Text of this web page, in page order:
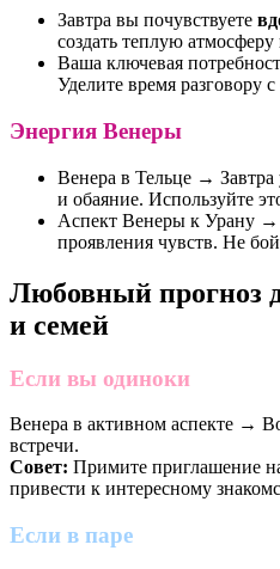
Завтра вы почувствуете
создать теплую
Ваша ключевая
Уделите время разговору
Энергия Венеры
Венера в Тельце → Завтра
и обаяние. Используйте
Аспект Венеры к Урану →
проявления чувств. Не
Любовный прогноз
и семей
Если вы одиноки
Венера в активном аспекте →
встречи.
Совет: Примите приглашение
привести к интересному
Если в паре